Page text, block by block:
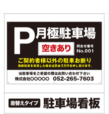
スチレンボード
Styrene Board
板材
Board
フレーム／看板枠